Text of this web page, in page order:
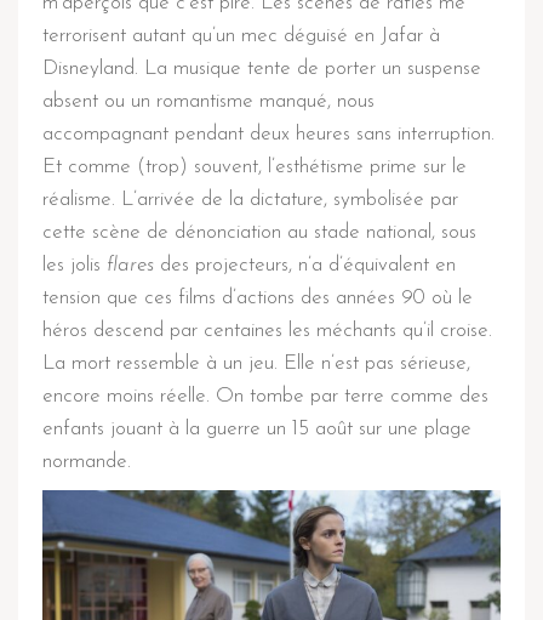
terrorisent autant qu’un mec déguisé en Jafar à
Disneyland. La musique tente de porter un suspense
absent ou un romantisme manqué, nous
accompagnant pendant deux heures sans interruption.
Et comme (trop) souvent, l’esthétisme prime sur le
réalisme. L’arrivée de la dictature, symbolisée par
cette scène de dénonciation au stade national, sous
les jolis flares des projecteurs, n’a d’équivalent en
tension que ces films d’actions des années 90 où le
héros descend par centaines les méchants qu’il croise.
La mort ressemble à un jeu. Elle n’est pas sérieuse,
encore moins réelle. On tombe par terre comme des
enfants jouant à la guerre un 15 août sur une plage
normande.